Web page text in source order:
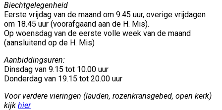
Biechtgelegenheid
Eerste vrijdag van de maand om 9.45 uur, overige vrijdagen
om 18.45 uur (voorafgaand aan de H. Mis).
Op woensdag van de eerste volle week van de maand
(aansluitend op de H. Mis)
Aanbiddingsuren:
Dinsdag van 9.15 tot 10.00 uur
Donderdag van 19.15 tot 20.00 uur
Voor verdere vieringen (lauden, rozenkransgebed, open kerk)
kijk hier